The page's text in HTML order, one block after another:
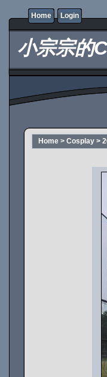
Home Login
小宗宗的
Home > Cosplay >